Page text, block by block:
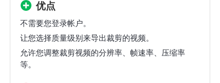
优点
不需要您登录帐户。
让您选择质量级别来导出裁剪的视频。
允许您调整裁剪视频的分辨率、帧速率、压缩率
等。